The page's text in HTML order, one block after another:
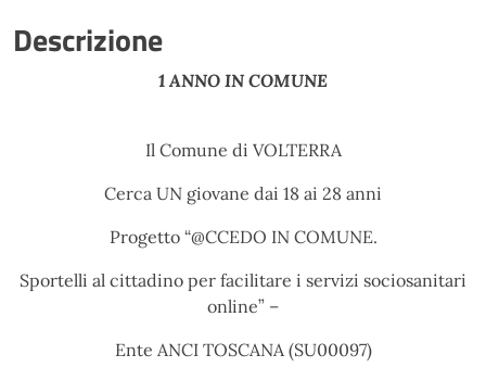
Descrizione
1 ANNO IN COMUNE
Il Comune di VOLTERRA
Cerca UN giovane dai 18 ai 28 anni
Progetto “@CCEDO IN COMUNE.
Sportelli al cittadino per facilitare i servizi sociosanitari
online” –
Ente ANCI TOSCANA (SU00097)